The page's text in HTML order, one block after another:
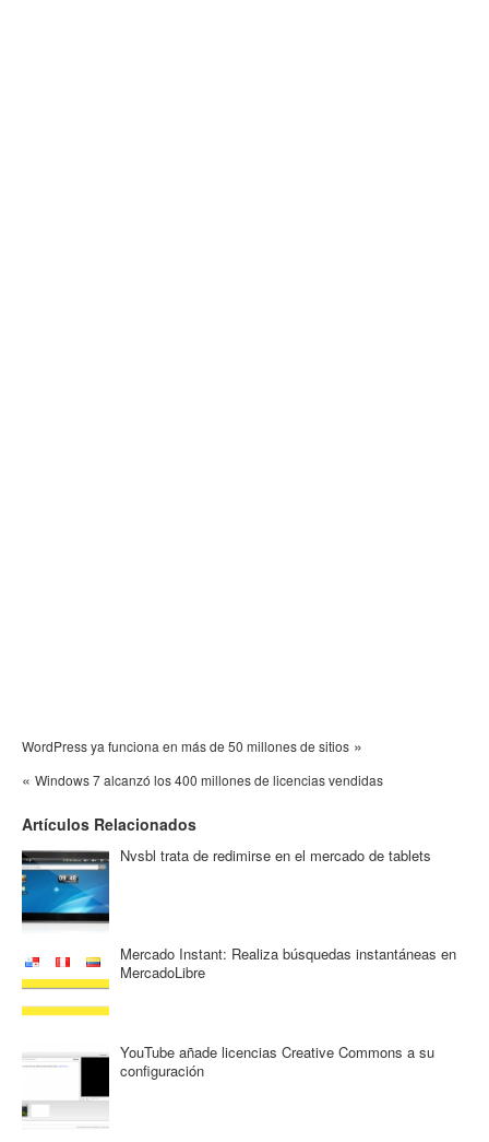
WordPress ya funciona en más de 50 millones de sitios »
« Windows 7 alcanzó los 400 millones de licencias vendidas
Artículos Relacionados
Nvsbl trata de redimirse en el mercado de tablets
Mercado Instant: Realiza búsquedas instantáneas en
MercadoLibre
YouTube añade licencias Creative Commons a su
configuración